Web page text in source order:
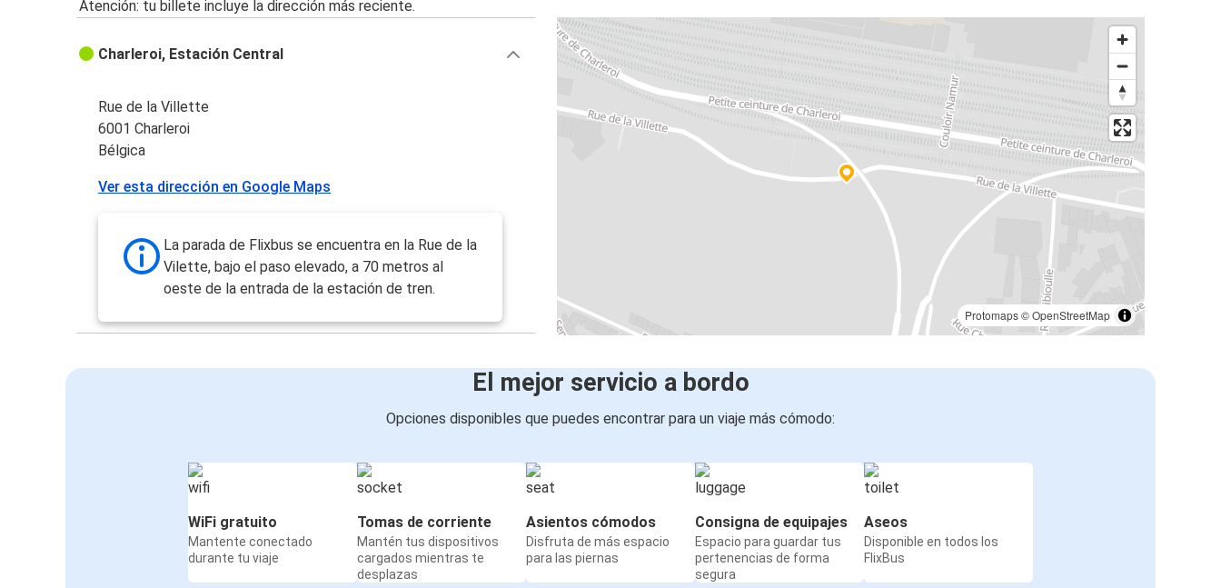
Atención: tu billete incluye la dirección más reciente.
Protomaps©OpenStreetMap
Charleroi, Estación Central
Rue de la Villette
6001 Charleroi
Bélgica
Ver esta dirección en Google Maps
La parada de Flixbus se encuentra en la Rue de la
Vilette, bajo el paso elevado, a 70 metros al
oeste de la entrada de la estación de tren.
El mejor servicio a bordo
Opciones disponibles que puedes encontrar para un viaje más cómodo:
WiFi gratuito
Mantente conectado
durante tu viaje
Tomas de corriente
Mantén tus dispositivos
cargados mientras te
desplazas
Asientos cómodos
Disfruta de más espacio
para las piernas
Consigna de equipajes
Espacio para guardar tus
pertenencias de forma
segura
Aseos
Disponible en todos los
FlixBus